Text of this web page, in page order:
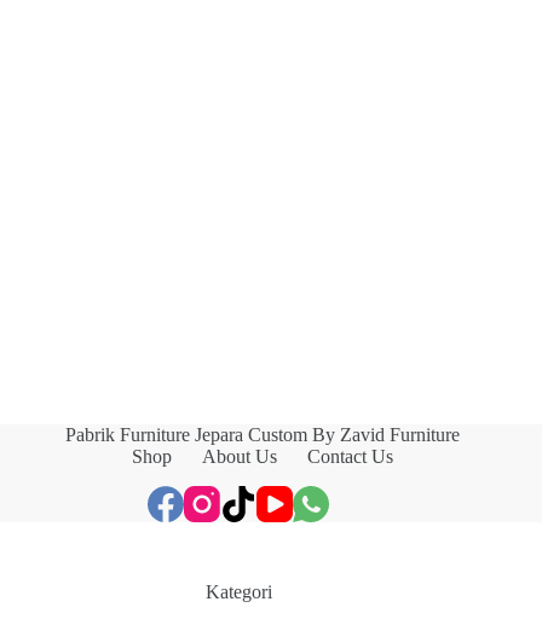
Pabrik Furniture Jepara Custom By Zavid Furniture
Shop
About Us Contact Us
Kategori